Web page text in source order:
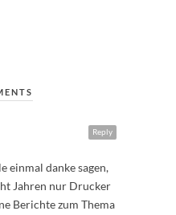
Reply
einmal danke sagen,
Jahren nur Drucker
Berichte zum Thema